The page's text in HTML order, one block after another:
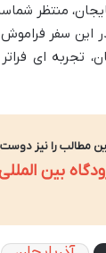
منتظر
این سفر
تجربه ای
مطالب را نیز
بین المللی